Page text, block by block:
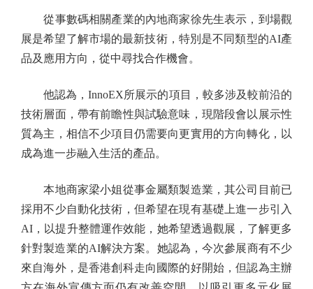
從事數碼相關產業的內地商家徐先生表示，到場觀
展是希望了解市場的最新技術，特別是不同類型的AI產
品及應用方向，從中尋找合作機會。
他認為，InnoEX所展示的項目，較多涉及較前沿的
技術層面，帶有前瞻性與試驗意味，現階段會以展示性
質為主，相信不少項目仍需要向更實用的方向轉化，以
成為進一步融入生活的產品。
本地商家梁小姐從事金屬類製造業，其公司目前已
採用不少自動化技術，但希望在現有基礎上進一步引入
AI，以提升整體運作效能，她希望透過觀展，了解更多
針對製造業的AI解決方案。她認為，今次參展商有不少
來自海外，是香港創科走向國際的好開始，但認為主辦